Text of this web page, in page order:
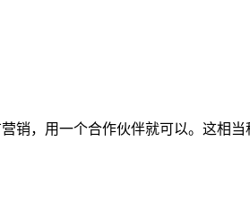
销，用一个合作伙伴就可以。这相